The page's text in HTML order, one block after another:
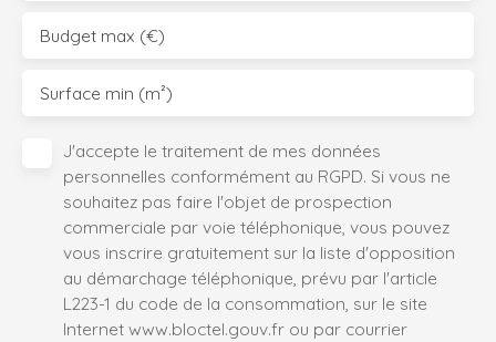
Budget max (€)
Surface min (m²)
J'accepte le traitement de mes données
personnelles conformément au RGPD. Si vous ne
souhaitez pas faire l'objet de prospection
commerciale par voie téléphonique, vous pouvez
vous inscrire gratuitement sur la liste d'opposition
au démarchage téléphonique, prévu par l'article
L223-1 du code de la consommation, sur le site
Internet www.bloctel.gouv.fr ou par courrier